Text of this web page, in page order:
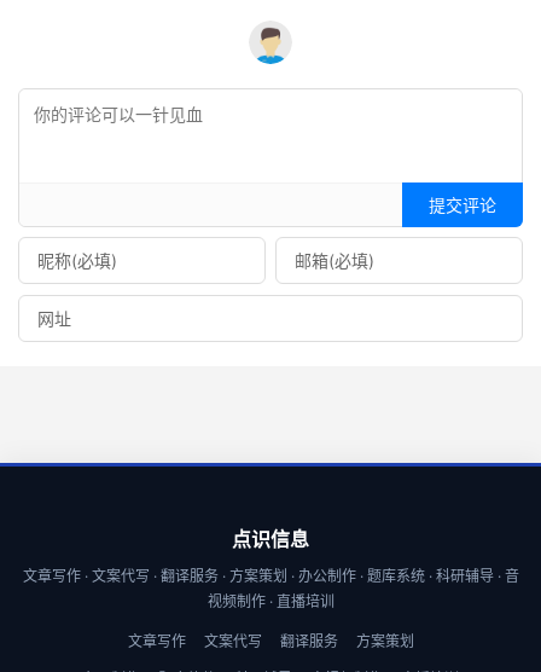
提交评论
点识信息
文章写作 · 文案代写 · 翻译服务 · 方案策划 · 办公制作 · 题库系统 · 科研辅导 · 音
视频制作 · 直播培训
文章写作 文案代写 翻译服务 方案策划